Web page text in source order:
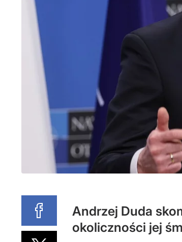
Andrzej Duda
okoliczności jej